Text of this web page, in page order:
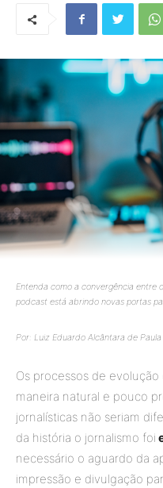
Entenda como a convergência entre
podcast está abrindo novas portas
Por: Luiz Eduardo Alcântara de Paula
Os processos de
maneira natural e pouco
jornalísticas não seriam
da história o jornalismo foi
necessário o aguardo da
impressão e divulgação